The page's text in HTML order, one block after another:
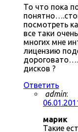
То что пока
посмотреть
все таки
многих мне
лицензию
дисков ?
Ответить
admin:
марик
Такие